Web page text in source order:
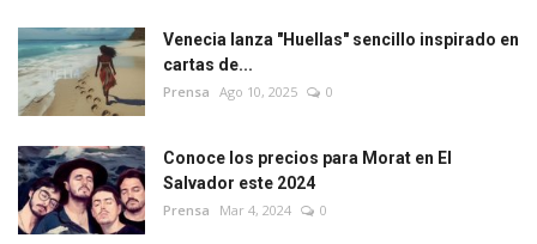
Venecia lanza "Huellas" sencillo inspirado en
cartas de...
Prensa Ago 10, 2025 0
Conoce los precios para Morat en El
Salvador este 2024
Prensa Mar 4, 2024 0